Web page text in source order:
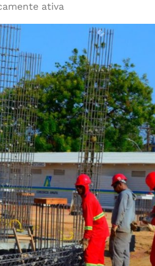
ativa